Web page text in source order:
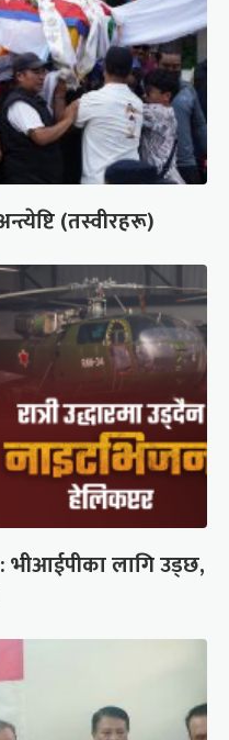
(तस्वीरहरू)
भीआईपीका लागि उड्छ,